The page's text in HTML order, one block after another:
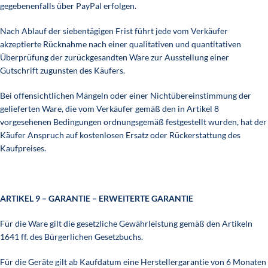
gegebenenfalls über PayPal erfolgen.
Nach Ablauf der siebentägigen Frist führt jede vom Verkäufer
akzeptierte Rücknahme nach einer qualitativen und quantitativen
Überprüfung der zurückgesandten Ware zur Ausstellung einer
Gutschrift zugunsten des Käufers.
Bei offensichtlichen Mängeln oder einer Nichtübereinstimmung der
gelieferten Ware, die vom Verkäufer gemäß den in Artikel 8
vorgesehenen Bedingungen ordnungsgemäß festgestellt wurden, hat der
Käufer Anspruch auf kostenlosen Ersatz oder Rückerstattung des
Kaufpreises.
ARTIKEL 9 – GARANTIE – ERWEITERTE GARANTIE
Für die Ware gilt die gesetzliche Gewährleistung gemäß den Artikeln
1641 ff. des Bürgerlichen Gesetzbuchs.
Für die Geräte gilt ab Kaufdatum eine Herstellergarantie von 6 Monaten